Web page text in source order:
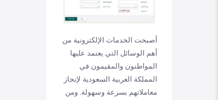
أصبحت الخدمات الإلكترونية من
أهم الوسائل التي يعتمد عليها
المواطنون والمقيمون في
المملكة العربية السعودية لإنجاز
معاملاتهم بسرعة وسهولة. ومن